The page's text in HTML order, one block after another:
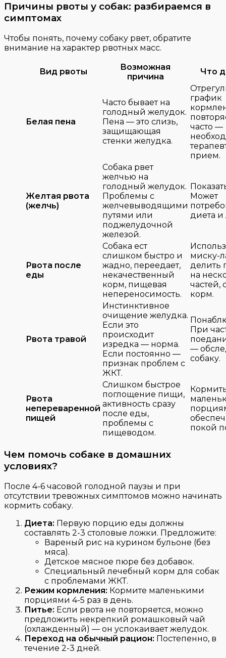
Причины рвоты у собак: разбираемся в
симптомах
Чтобы понять, почему собаку рвет, обратите
внимание на характер рвотных масс.
Вид рвоты
Возможная
причина
Что
Белая пена
Часто бывает на
голодный желудок.
Пена — это слизь,
защищающая
стенки желудка.
график
часто —
прием.
Желтая рвота
(желчь)
Собака рвет
желчью на
голодный желудок.
Проблемы с
желчевыводящими
путями или
поджелудочной
железой.
Может
диета и
Рвота после
еды
Собака ест
слишком быстро и
жадно, переедает,
некачественный
корм, пищевая
непереносимость.
миску-
делить
на
частей,
корм.
Рвота травой
Инстинктивное
очищение желудка.
Если это
происходит
изредка — норма.
Если постоянно —
признак проблем с
ЖКТ.
При
—
собаку.
Рвота
непереваренной
пищей
Слишком быстрое
поглощение пищи,
активность сразу
после еды,
проблемы с
пищеводом.
покой
Чем помочь собаке в домашних
условиях?
После 4-6 часовой голодной паузы и при
отсутствии тревожных симптомов можно начинать
кормить собаку.
Диета: Первую порцию еды должны
составлять 2-3 столовые ложки. Предложите:
Вареный рис на курином бульоне (без
мяса).
Детское мясное пюре без добавок.
Специальный лечебный корм для собак
с проблемами ЖКТ.
Режим кормления: Кормите маленькими
порциями 4-5 раз в день.
Питье: Если рвота не повторяется, можно
предложить некрепкий ромашковый чай
(охлажденный) — он успокаивает желудок.
Переход на обычный рацион: Постепенно, в
течение 2-3 дней.